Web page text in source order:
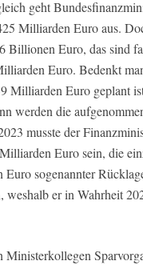
geht
Milliarden Euro aus.
Billionen Euro, das sind
Euro. Bedenkt
Milliarden Euro geplant
werden die
musste der
Euro sein, die
sogenannter
weshalb er in Wahrheit